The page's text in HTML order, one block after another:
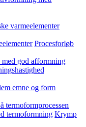
varmeelementer
Procesforløb
god afformning
emne og form
termoformprocessen
termoformning Krymp